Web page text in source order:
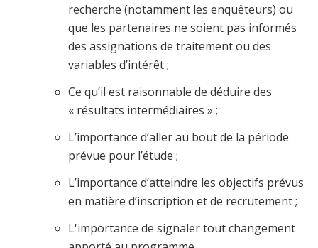
recherche (notamment les enquêteurs) ou
que les partenaires ne soient pas informés
des assignations de traitement ou des
variables d’intérêt ;
Ce qu’il est raisonnable de déduire des
« résultats intermédiaires » ;
L’importance d’aller au bout de la période
prévue pour l’étude ;
L’importance d’atteindre les objectifs prévus
en matière d’inscription et de recrutement ;
L'importance de signaler tout changement